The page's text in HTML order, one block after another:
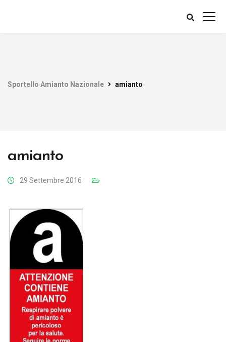
Sportello Amianto Nazionale amianto
amianto
29 Settembre 2016